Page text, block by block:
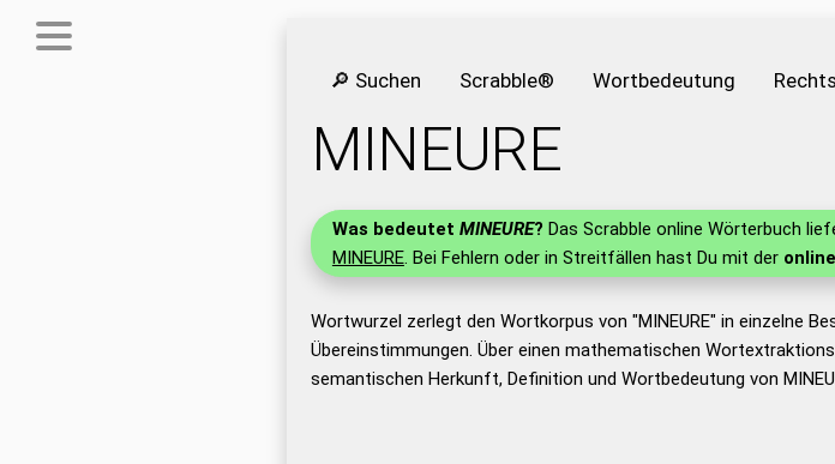
🔎 Suchen Scrabble® Wortbedeutung
MINEURE
Was bedeutet MINEURE? Das Scrabble online Wörterbuch
MINEURE. Bei Fehlern oder in Streitfällen hast Du mit der
Wortwurzel zerlegt den Wortkorpus von "MINEURE" in einzelne
Übereinstimmungen. Über einen mathematischen
semantischen Herkunft, Definition und Wortbedeutung von